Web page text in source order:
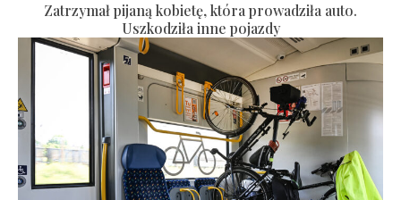
Zatrzymał pijaną kobietę, która prowadziła auto.
Uszkodziła inne pojazdy